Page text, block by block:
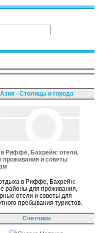
Азия - Столицы и города
Риффе, Бахрейн: отели,
проживания и советы
в Риффе, Бахрейн:
районы для проживания,
отели и советы для
пребывания туристов.
Счетчики